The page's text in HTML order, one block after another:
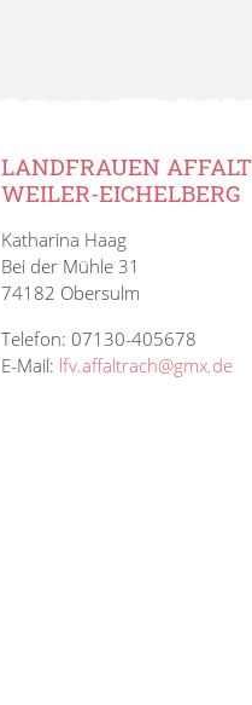
LANDFRAUEN
WEILER-EICHELBERG
Katharina Haag
Bei der Mühle 31
74182 Obersulm
Telefon: 07130-405678
E-Mail: lfv.affaltrach@gmx.de